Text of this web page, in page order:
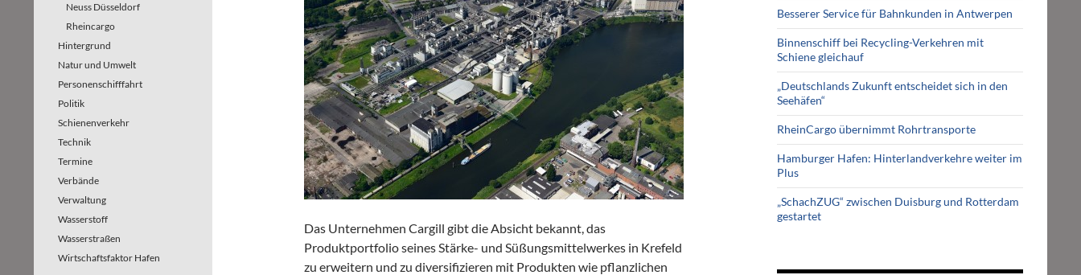
Das Unternehmen Cargill gibt die Absicht bekannt, das
Produktportfolio seines Stärke- und Süßungsmittelwerkes in Krefeld
zu erweitern und zu diversifizieren mit Produkten wie pflanzlichen
Besserer Service für Bahnkunden in Antwerpen
Binnenschiff bei Recycling-Verkehren mit
Schiene gleichauf
„Deutschlands Zukunft entscheidet sich in den
Seehäfen“
RheinCargo übernimmt Rohrtransporte
Hamburger Hafen: Hinterlandverkehre weiter im
Plus
„SchachZUG“ zwischen Duisburg und Rotterdam
gestartet
Neuss Düsseldorf
Rheincargo
Hintergrund
Natur und Umwelt
Personenschifffahrt
Politik
Schienenverkehr
Technik
Termine
Verbände
Verwaltung
Wasserstoff
Wasserstraßen
Wirtschaftsfaktor Hafen